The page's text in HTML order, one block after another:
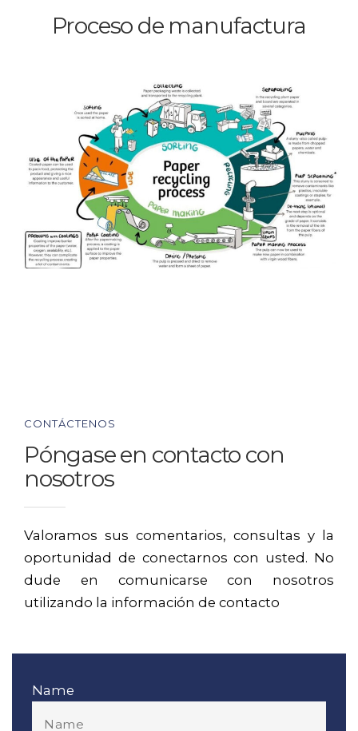
Proceso de manufactura
CONTÁCTENOS
Póngase en contacto con
nosotros
Valoramos sus comentarios, consultas y la
oportunidad de conectarnos con usted. No
dude en comunicarse con nosotros
utilizando la información de contacto
Name